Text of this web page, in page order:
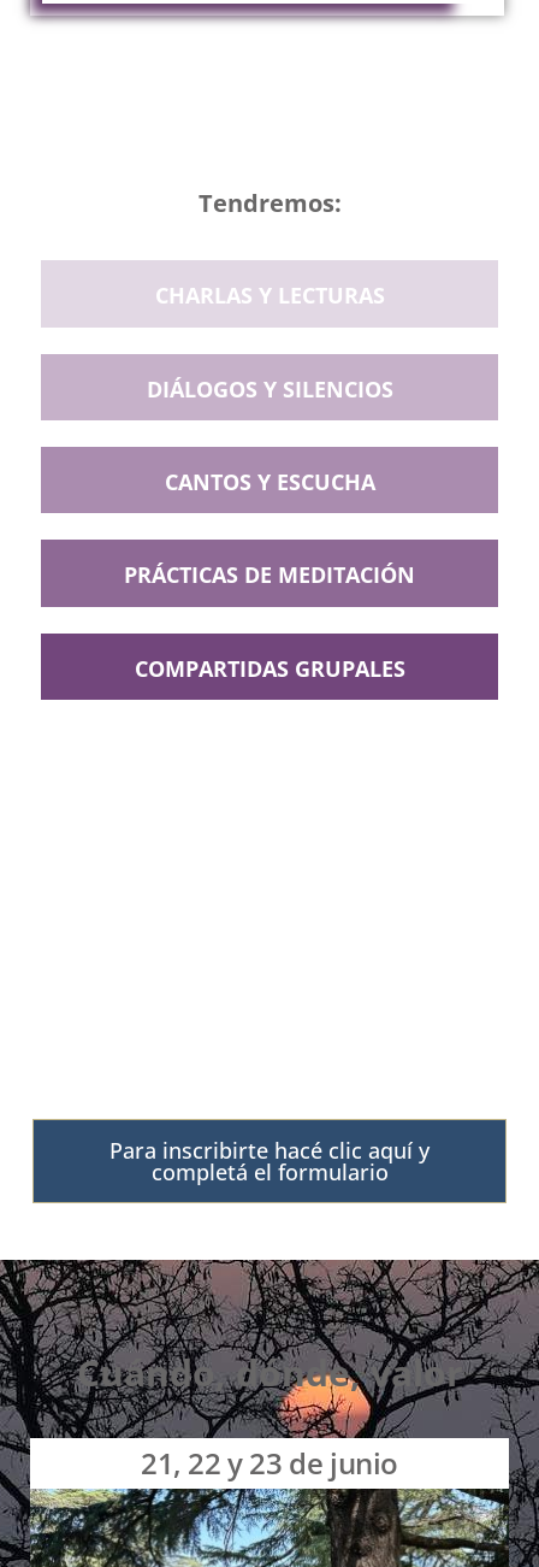
Tendremos:
CHARLAS Y LECTURAS
DIÁLOGOS Y SILENCIOS
CANTOS Y ESCUCHA
PRÁCTICAS DE MEDITACIÓN
COMPARTIDAS GRUPALES
Para inscribirte hacé clic aquí y
completá el formulario
Cuándo, dónde, valor
21, 22 y 23 de junio